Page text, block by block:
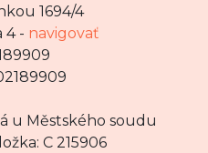
1694/4
4 - navigovať
u Městského soudu
C 215906